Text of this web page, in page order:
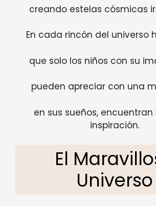
creando estelas cósmicas
En cada rincón del universo
que solo los niños con su
pueden apreciar con una
en sus sueños,
inspiración.
El
Universo